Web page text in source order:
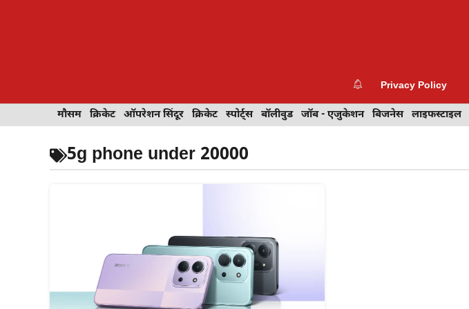
Privacy Policy
इवेंट खेल मेहंदी डिज़ाइन टेक्नोलॉजी ट्रेवल बॉलीवुड जॉब - एजुकेशन बिजनेस वेब डिज़ाइन देश
मौसम क्रिकेट ऑपरेशन सिंदूर क्रिकेट स्पोर्ट्स बॉलीवुड जॉब - एजुकेशन बिजनेस लाइफस्टाइल
5g phone under 20000